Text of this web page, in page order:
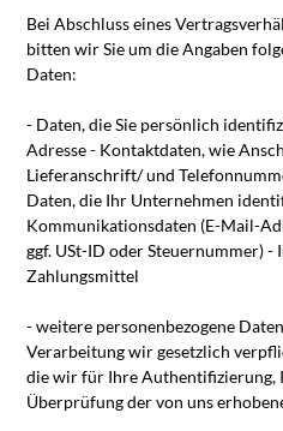
Bei Abschluss eines
bitten wir Sie um die Angaben
Daten:
- Daten, die Sie persönlich
Adresse - Kontaktdaten, wie
Lieferanschrift/ und
Daten, die Ihr Unternehmen
Kommunikationsdaten (E-Mail-
ggf. USt-ID oder Steuernummer)
Zahlungsmittel
- weitere personenbezogene
Verarbeitung wir gesetzlich
die wir für Ihre Authentifizierung,
Überprüfung der von uns